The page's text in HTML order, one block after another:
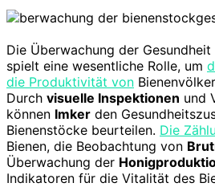
Die Überwachung der
spielt eine wesentliche Rolle, um
die Produktivität von
Durch visuelle Inspektionen und
können Imker den
Bienenstöcke beurteilen. Die
Bienen, die Beobachtung von
Überwachung der
Indikatoren für die Vitalität des